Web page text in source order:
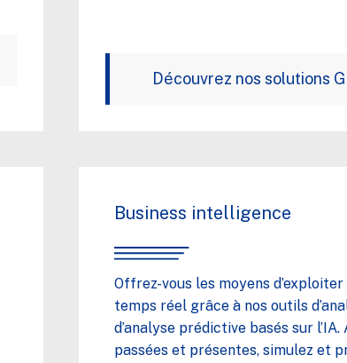
Découvrez nos solutions
Business intelligence
Offrez-vous les moyens
temps réel grâce à nos outils
d’analyse prédictive basés sur
passées et présentes, simulez et